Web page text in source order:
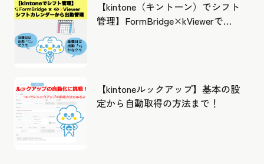
【kintone（キントーン）でシフト
管理】FormBridge×kViewerで作
【kintoneルックアップ】基本の設
定から自動取得の方法まで！